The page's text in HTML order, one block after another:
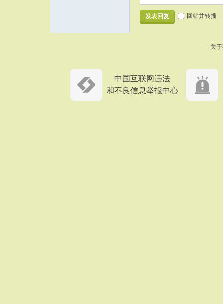
发表回复 回帖并转播
关
中国互联网违法
和不良信息举报中心